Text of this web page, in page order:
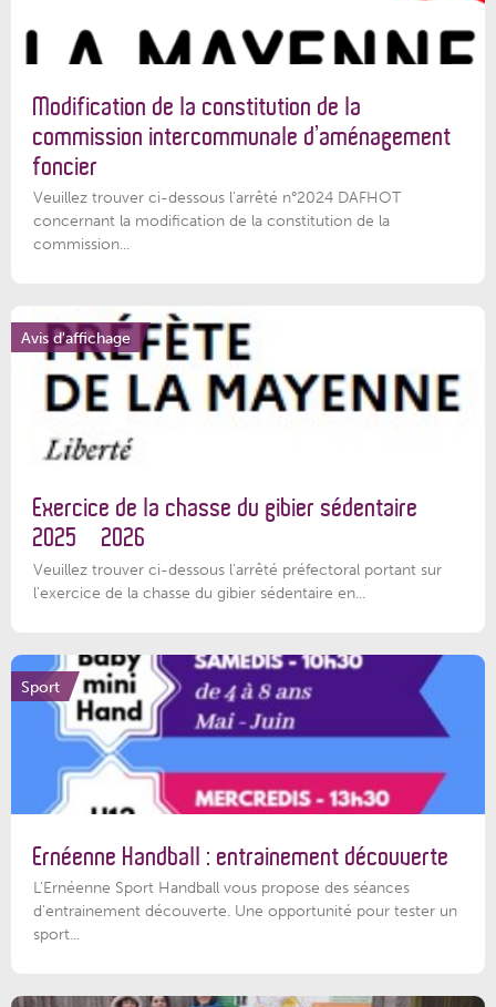
Modification de la constitution de la
commission intercommunale d’aménagement
foncier
Veuillez trouver ci-dessous l'arrêté n°2024 DAFHOT
concernant la modification de la constitution de la
commission...
Avis d'affichage
Exercice de la chasse du gibier sédentaire
2025 – 2026
Veuillez trouver ci-dessous l'arrêté préfectoral portant sur
l'exercice de la chasse du gibier sédentaire en...
Sport
Ernéenne Handball : entrainement découverte
L'Ernéenne Sport Handball vous propose des séances
d'entrainement découverte. Une opportunité pour tester un
sport...